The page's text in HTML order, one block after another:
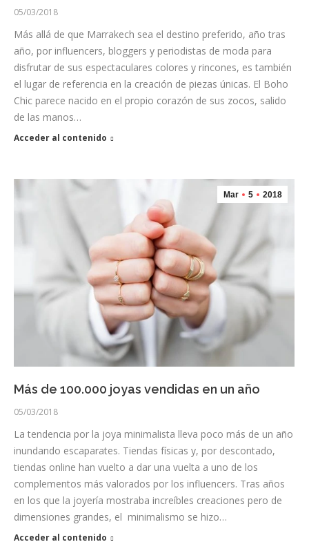
05/03/2018
Más allá de que Marrakech sea el destino preferido, año tras
año, por influencers, bloggers y periodistas de moda para
disfrutar de sus espectaculares colores y rincones, es también
el lugar de referencia en la creación de piezas únicas. El Boho
Chic parece nacido en el propio corazón de sus zocos, salido
de las manos…
Acceder al contenido
Mar 5 2018
Más de 100.000 joyas vendidas en un año
05/03/2018
La tendencia por la joya minimalista lleva poco más de un año
inundando escaparates. Tiendas físicas y, por descontado,
tiendas online han vuelto a dar una vuelta a uno de los
complementos más valorados por los influencers. Tras años
en los que la joyería mostraba increíbles creaciones pero de
dimensiones grandes, el minimalismo se hizo…
Acceder al contenido